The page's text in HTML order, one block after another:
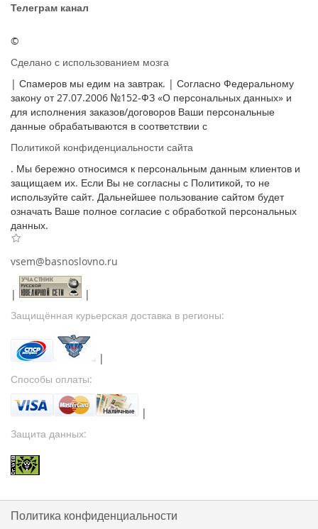
Телеграм канал
©
Сделано с использованием мозга
| Спамеров мы едим на завтрак. | Согласно Федеральному
закону от 27.07.2006 №152-ФЗ «О персональных данных» и
для исполнения заказов/договоров Ваши персональные
данные обрабатываются в соответствии с
Политикой конфиденциальности сайта
. Мы бережно относимся к персональным данным клиентов и
защищаем их. Если Вы не согласны с Политикой, то не
используйте сайт. Дальнейшее пользование сайтом будет
означать Ваше полное согласие с обработкой персональных
данных.
vsem@basnoslovno.ru
|
|
Защищённая курьерская доставка в регионы:
|
Способы оплаты:
|
Защита данных:
Политика конфиденциальности